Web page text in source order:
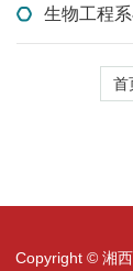
生物工程
首
Copyright © 湘